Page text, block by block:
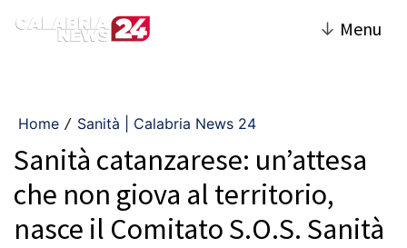
↓ Menu
Home / Sanità | Calabria News 24
Sanità catanzarese: un’attesa
che non giova al territorio,
nasce il Comitato S.O.S. Sanità